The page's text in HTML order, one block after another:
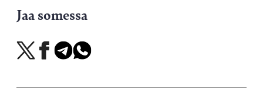
Jaa somessa
Jaa
X-
Jaa
Facebookissa
Jaa
Telegramissa
Jaa
WhatsAppissa